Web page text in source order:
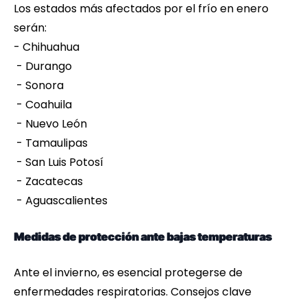
Los estados más afectados por el frío en enero
serán:
- Chihuahua
- Durango
- Sonora
- Coahuila
- Nuevo León
- Tamaulipas
- San Luis Potosí
- Zacatecas
- Aguascalientes
Medidas de protección ante bajas temperaturas
Ante el invierno, es esencial protegerse de
enfermedades respiratorias. Consejos clave